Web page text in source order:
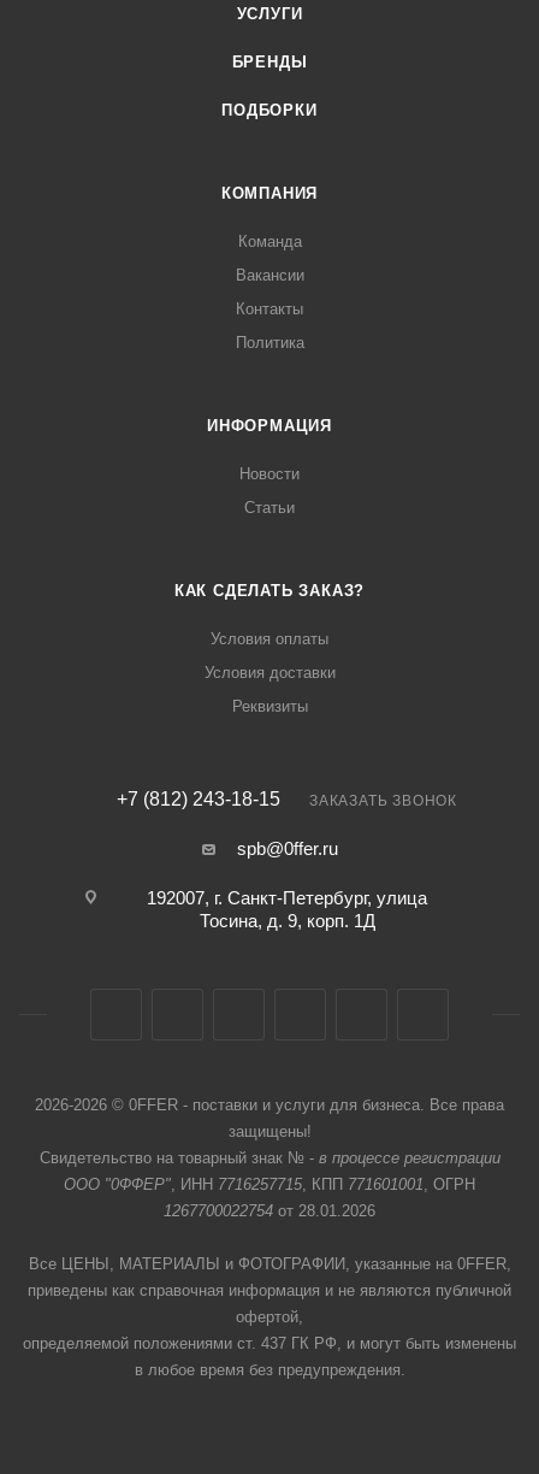
УСЛУГИ
БРЕНДЫ
ПОДБОРКИ
КОМПАНИЯ
Команда
Вакансии
Контакты
Политика
ИНФОРМАЦИЯ
Новости
Статьи
КАК СДЕЛАТЬ ЗАКАЗ?
Условия оплаты
Условия доставки
Реквизиты
+7 (812) 243-18-15 ЗАКАЗАТЬ ЗВОНОК
spb@0ffer.ru
192007, г. Санкт-Петербург, улица
Тосина, д. 9, корп. 1Д
2026-2026 © 0FFER - поставки и услуги для бизнеса. Все права
защищены!
Свидетельство на товарный знак № - в процессе регистрации
ООО "0ФФЕР", ИНН 7716257715, КПП 771601001, ОГРН
1267700022754 от 28.01.2026
Все ЦЕНЫ, МАТЕРИАЛЫ и ФОТОГРАФИИ, указанные на 0FFER,
приведены как справочная информация и не являются публичной
офертой,
определяемой положениями ст. 437 ГК РФ, и могут быть изменены
в любое время без предупреждения.